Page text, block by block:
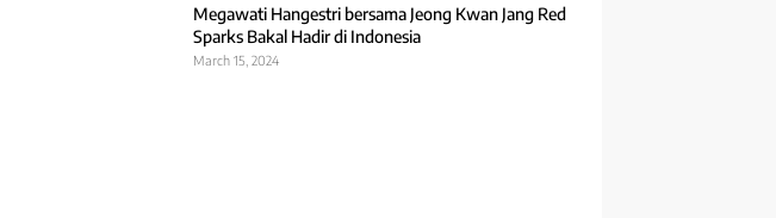
Megawati Hangestri bersama Jeong Kwan Jang Red
Sparks Bakal Hadir di Indonesia
March 15, 2024